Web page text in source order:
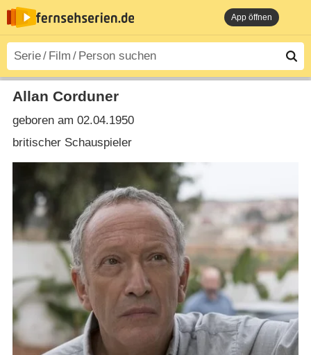
App öffnen
Allan Corduner
geboren am 02.04.1950
britischer Schauspieler